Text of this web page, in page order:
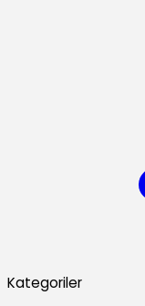
Kategoriler